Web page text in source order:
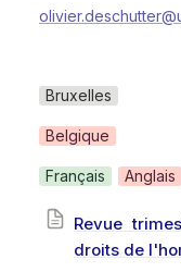
Bruxelles
Belgique
Français Anglais
Revue
droits de